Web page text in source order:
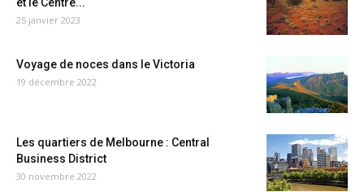
25 janvier 2023
Voyage de noces dans le Victoria
19 décembre 2022
Les quartiers de Melbourne : Central
Business District
30 novembre 2022